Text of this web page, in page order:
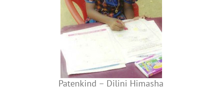
Patenkind – Dilini Himasha